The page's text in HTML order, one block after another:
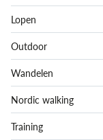
Lopen
Outdoor
Wandelen
Nordic walking
Training